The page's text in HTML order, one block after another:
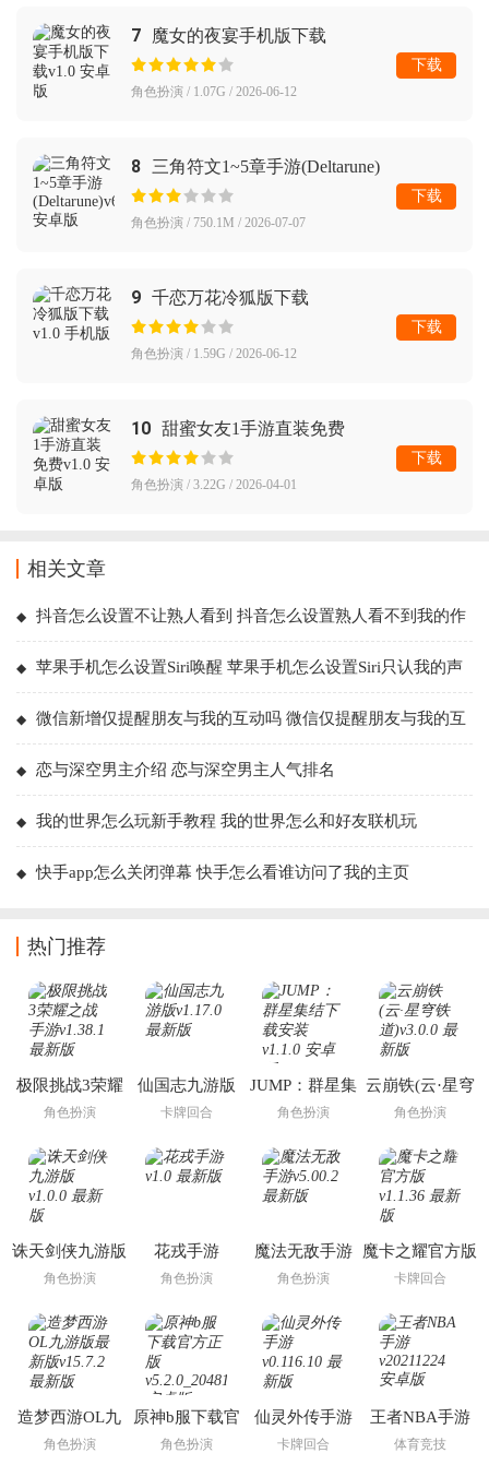
7 魔女的夜宴手机版下载
角色扮演 / 1.07G / 2026-06-12
下载
8 三角符文1~5章手游(Deltarune)
角色扮演 / 750.1M / 2026-07-07
下载
9 千恋万花冷狐版下载
角色扮演 / 1.59G / 2026-06-12
下载
10 甜蜜女友1手游直装免费
角色扮演 / 3.22G / 2026-04-01
下载
相关文章
抖音怎么设置不让熟人看到 抖音怎么设置熟人看不到我的作
苹果手机怎么设置Siri唤醒 苹果手机怎么设置Siri只认我的声
微信新增仅提醒朋友与我的互动吗 微信仅提醒朋友与我的互
恋与深空男主介绍 恋与深空男主人气排名
我的世界怎么玩新手教程 我的世界怎么和好友联机玩
快手app怎么关闭弹幕 快手怎么看谁访问了我的主页
热门推荐
极限挑战3荣耀
之战手游
角色扮演
仙国志九游版
卡牌回合
JUMP：群星集
结下载安装
角色扮演
云崩铁(云·星穹
铁道)
角色扮演
诛天剑侠九游版
角色扮演
花戎手游
角色扮演
魔法无敌手游
角色扮演
魔卡之耀官方版
卡牌回合
造梦西游OL九
游版最新版
角色扮演
原神b服下载官
方正版
角色扮演
仙灵外传手游
卡牌回合
王者NBA手游
体育竞技